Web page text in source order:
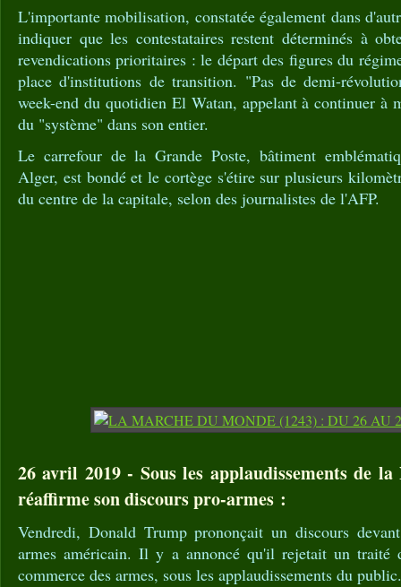
L'importante mobilisation, constatée également dans
indiquer que les contestataires restent déterminés à
revendications prioritaires : le départ des figures du
place d'institutions de transition. "Pas de demi-
week-end du quotidien El Watan, appelant à continuer à
du "système" dans son entier.
Le carrefour de la Grande Poste, bâtiment
Alger, est bondé et le cortège s'étire sur plusieurs
du centre de la capitale, selon des journalistes de l'AFP.
26 avril 2019 - Sous les applaudissements de
réaffirme son discours pro-armes :
Vendredi, Donald Trump prononçait un discours
armes américain. Il y a annoncé qu'il rejetait un traité
commerce des armes, sous les applaudissements du public.